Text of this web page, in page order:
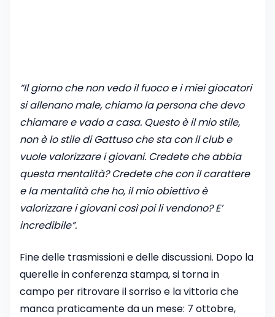
“Il giorno che non vedo il fuoco e i miei giocatori
si allenano male, chiamo la persona che devo
chiamare e vado a casa. Questo è il mio stile,
non è lo stile di Gattuso che sta con il club e
vuole valorizzare i giovani. Credete che abbia
questa mentalità? Credete che con il carattere
e la mentalità che ho, il mio obiettivo è
valorizzare i giovani così poi li vendono? E’
incredibile”.
Fine delle trasmissioni e delle discussioni. Dopo la
querelle in conferenza stampa, si torna in
campo per ritrovare il sorriso e la vittoria che
manca praticamente da un mese: 7 ottobre,